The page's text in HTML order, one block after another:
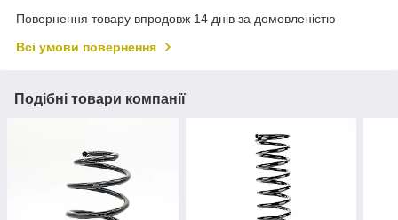
Повернення товару впродовж 14 днів за домовленістю
Всі умови повернення
Подібні товари компанії